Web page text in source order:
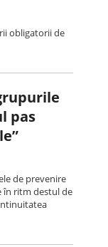
obligatorii de
pas
de prevenire
în ritm destul de